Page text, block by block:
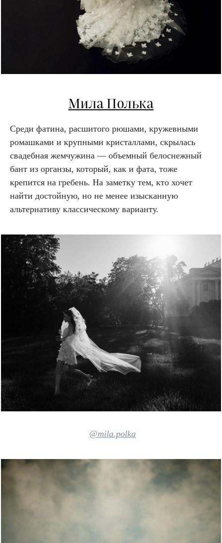
Мила Полька
Среди фатина, расшитого рюшами, кружевными
ромашками и крупными кристаллами, скрылась
свадебная жемчужина — объемный белоснежный
бант из органзы, который, как и фата, тоже
крепится на гребень. На заметку тем, кто хочет
найти достойную, но не менее изысканную
альтернативу классическому варианту.
@mila.polka